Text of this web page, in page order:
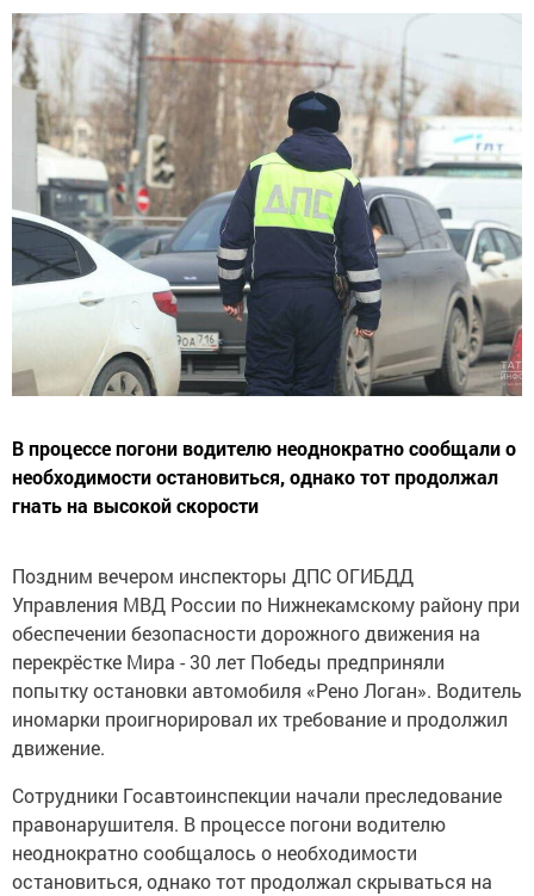
В процессе погони водителю неоднократно сообщали о
необходимости остановиться, однако тот продолжал
гнать на высокой скорости
Поздним вечером инспекторы ДПС ОГИБДД
Управления МВД России по Нижнекамскому району при
обеспечении безопасности дорожного движения на
перекрёстке Мира - 30 лет Победы предприняли
попытку остановки автомобиля «Рено Логан». Водитель
иномарки проигнорировал их требование и продолжил
движение.
Сотрудники Госавтоинспекции начали преследование
правонарушителя. В процессе погони водителю
неоднократно сообщалось о необходимости
остановиться, однако тот продолжал скрываться на